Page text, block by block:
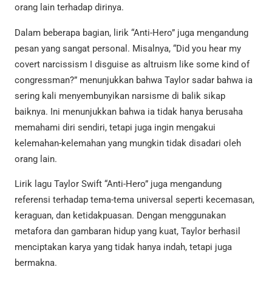
orang lain terhadap dirinya.
Dalam beberapa bagian, lirik “Anti-Hero” juga mengandung
pesan yang sangat personal. Misalnya, “Did you hear my
covert narcissism I disguise as altruism like some kind of
congressman?” menunjukkan bahwa Taylor sadar bahwa ia
sering kali menyembunyikan narsisme di balik sikap
baiknya. Ini menunjukkan bahwa ia tidak hanya berusaha
memahami diri sendiri, tetapi juga ingin mengakui
kelemahan-kelemahan yang mungkin tidak disadari oleh
orang lain.
Lirik lagu Taylor Swift “Anti-Hero” juga mengandung
referensi terhadap tema-tema universal seperti kecemasan,
keraguan, dan ketidakpuasan. Dengan menggunakan
metafora dan gambaran hidup yang kuat, Taylor berhasil
menciptakan karya yang tidak hanya indah, tetapi juga
bermakna.